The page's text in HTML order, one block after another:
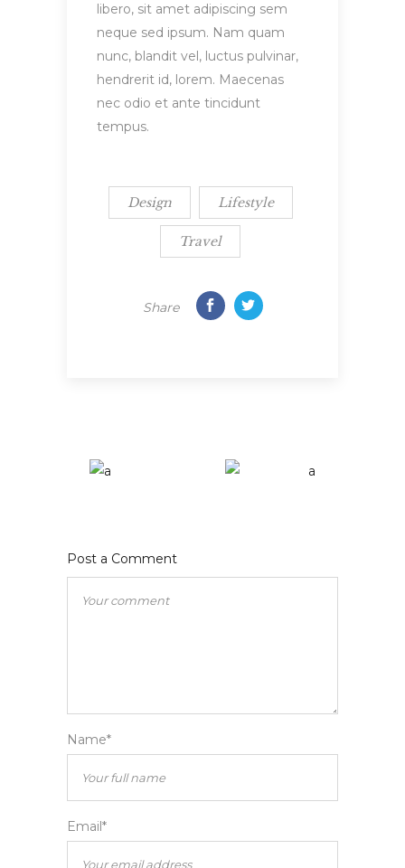
libero, sit amet adipiscing sem
neque sed ipsum. Nam quam
nunc, blandit vel, luctus pulvinar,
hendrerit id, lorem. Maecenas
nec odio et ante tincidunt
tempus.
Design Lifestyle
Travel
Share
Post a Comment
Name*
Email*